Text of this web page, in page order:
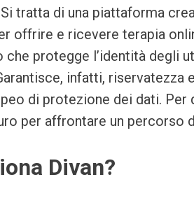
Si tratta di una piattaforma
offrire e ricevere terapia
che protegge l’identità degli
infatti, riservatezza
di protezione dei dati. Per
per affrontare un percorso
Divan?